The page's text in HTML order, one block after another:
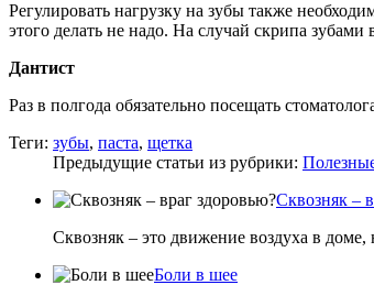
Регулировать нагрузку на зубы также
этого делать не надо. На случай скрипа
Дантист
Раз в полгода обязательно посещать
Теги: зубы, паста, щетка
Предыдущие статьи из рубрики:
Сквозняк –
Сквозняк – это движение воздуха в
Боли в шее